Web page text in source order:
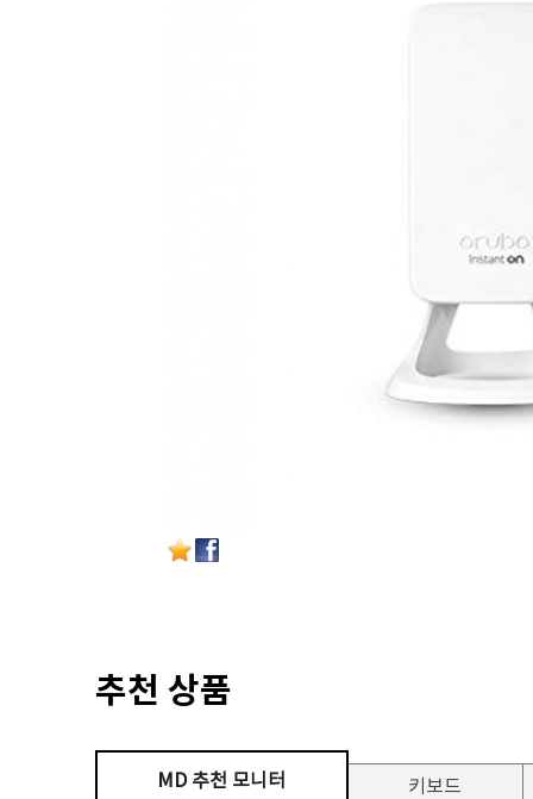
추천 상품
MD 추천 모니터 키보드